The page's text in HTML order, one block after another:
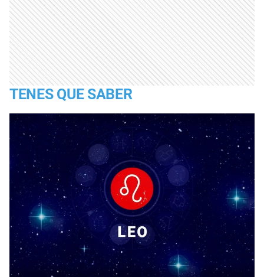
TENES QUE SABER